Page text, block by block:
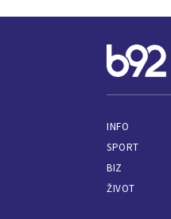
INFO
SPORT
BIZ
ŽIVOT